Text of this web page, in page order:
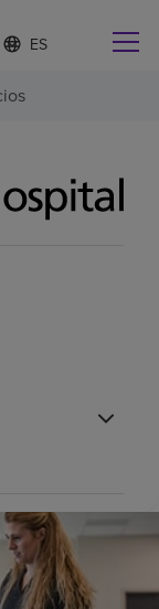
Lista
de
idiomas
contraída
d
o
l